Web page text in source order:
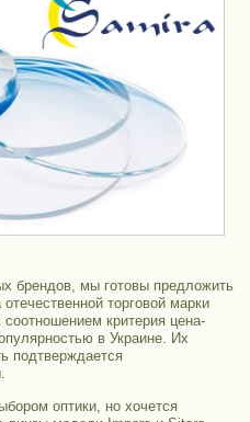
брендов, мы готовы предложить
торговой марки
критерия цена-
в Украине. Их
подтверждается
оптики, но хочется